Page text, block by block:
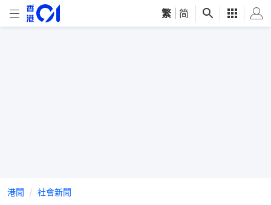
繁 简
港聞 社會新聞